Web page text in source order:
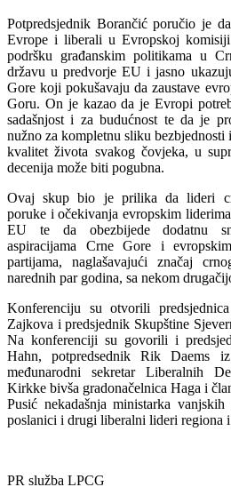
Potpredsjednik Borančić poručio je
Evrope i liberali u Evropskoj komisiji
podršku građanskim politikama u
državu u predvorje EU i jasno
Gore koji pokušavaju da zaustave
Goru. On je kazao da je Evropi
sadašnjost i za budućnost te da je
nužno za kompletnu sliku
kvalitet života svakog čovjeka, u
decenija može biti pogubna.
Ovaj skup bio je prilika da lideri
poruke i očekivanja evropskim
EU te da obezbijede dodatnu
aspiracijama Crne Gore i
partijama, naglašavajući značaj
narednih par godina, sa nekom
Konferenciju su otvorili
Zajkova i predsjednik Skupštine
Na konferenciji su govorili i
Hahn, potpredsednik Rik Daems
međunarodni sekretar Liberalnih
Kirkke bivša gradonačelnica Haga i
Pusić nekadašnja ministarka
poslanici i drugi liberalni lideri regiona
PR služba LPCG